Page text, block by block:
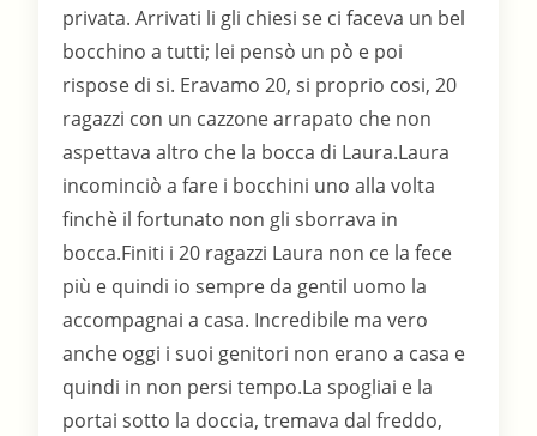
privata. Arrivati li gli chiesi se ci faceva un bel
bocchino a tutti; lei pensò un pò e poi
rispose di si. Eravamo 20, si proprio cosi, 20
ragazzi con un cazzone arrapato che non
aspettava altro che la bocca di Laura.Laura
incominciò a fare i bocchini uno alla volta
finchè il fortunato non gli sborrava in
bocca.Finiti i 20 ragazzi Laura non ce la fece
più e quindi io sempre da gentil uomo la
accompagnai a casa. Incredibile ma vero
anche oggi i suoi genitori non erano a casa e
quindi in non persi tempo.La spogliai e la
portai sotto la doccia, tremava dal freddo,